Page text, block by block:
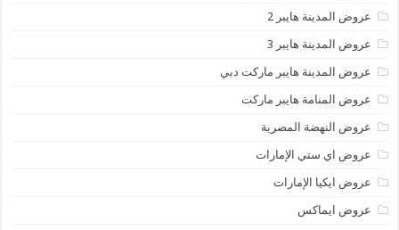
عروض المدينة هايبر 2
عروض المدينة هايبر 3
عروض المدينة هايبر ماركت دبي
عروض المنامة هايبر ماركت
عروض النهضة المصرية
عروض اي ستي الإمارات
عروض ايكيا الإمارات
عروض ايماكس